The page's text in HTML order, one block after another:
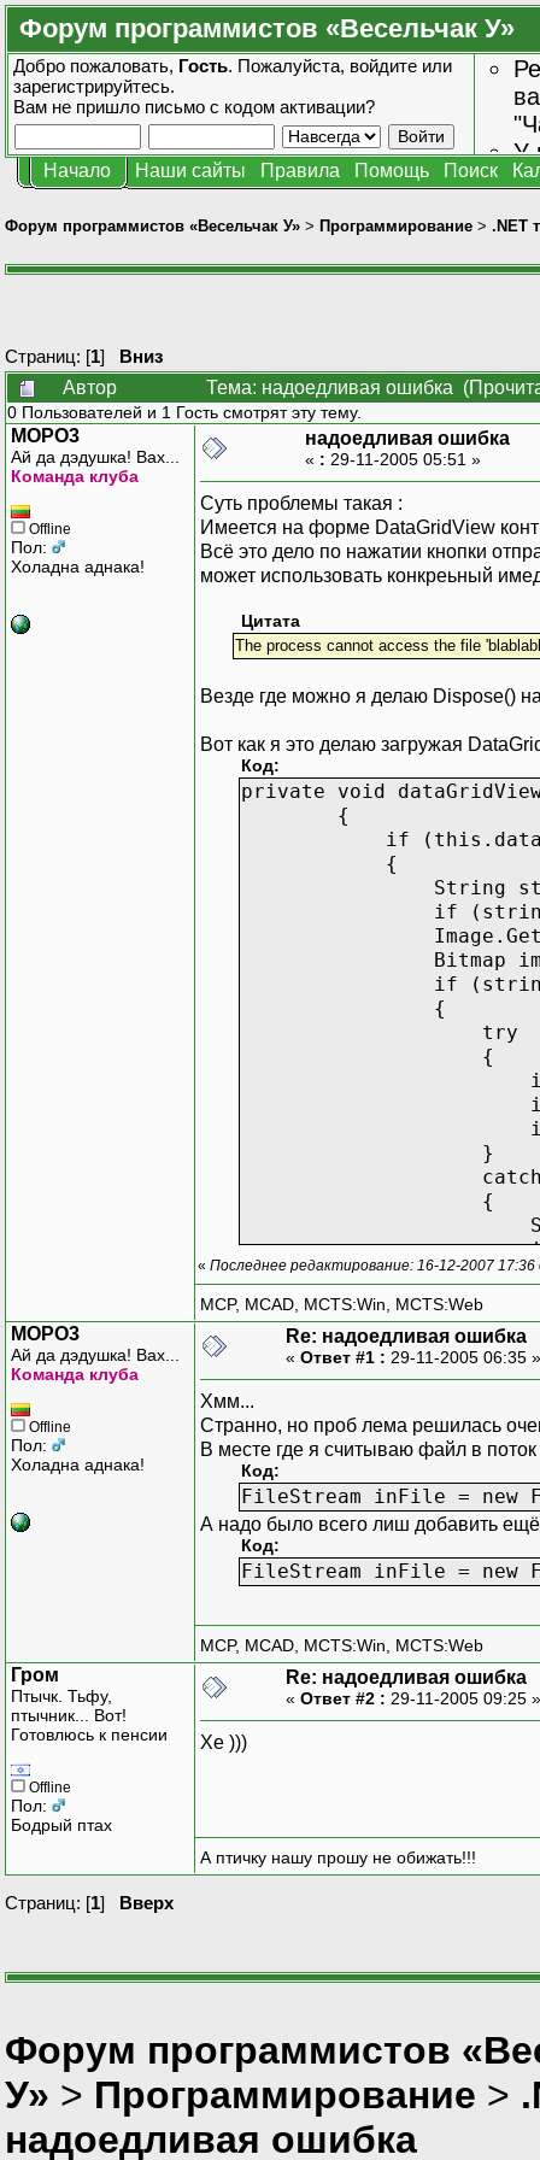
Форум программистов «Весельчак У»
Добро пожаловать, Гость. Пожалуйста, войдите или
зарегистрируйтесь.
Вам не пришло письмо с кодом активации?
У
Начало Наши сайты Правила Помощь Поиск
Форум программистов «Весельчак У» > Программирование > .NET
Страниц: [1] Вниз
Автор
Тема: надоедливая ошибка
0 Пользователей и 1 Гость смотрят эту тему.
MOPO3
Ай да дэдушка! Вах...
Команда клуба
Offline
Пол:
Холадна аднака!
надоедливая ошибка
« : 29-11-2005 05:51 »
Суть проблемы такая :
Имеется на форме DataGridView
Всё это дело по нажатии кнопки
может использовать конкреьный
Цитата
The process cannot access the file
Везде где можно я делаю Dispose()
Вот как я это делаю загружая
Код:
private void
{
if
{
String
if (stringValue
Bitmap
if
{
try
{
imageBitmap =
imageBitmap2 =
}
catch
{
imageBitmap =
imageBitmap2 =
}
}
else
imageBitmap = new
imageBitmap2 =
}
Image myThumbnail
e.Value =
}
public bool
{
return
}
« Последнее редактирование: 16-12-2007
MCP, MCAD, MCTS:Win, MCTS:Web
MOPO3
Ай да дэдушка! Вах...
Команда клуба
Offline
Пол:
Холадна аднака!
Re: надоедливая ошибка
« Ответ #1 : 29-11-2005 06:35
Хмм...
Странно, но проб лема решилась
В месте где я считываю файл в
Код:
FileStream inFile = new
А надо было всего лиш добавить
Код:
FileStream inFile = new
MCP, MCAD, MCTS:Win, MCTS:Web
Гром
Птычк. Тьфу,
птычник... Вот!
Готовлюсь к пенсии
Offline
Пол:
Бодрый птах
Re: надоедливая ошибка
« Ответ #2 : 29-11-2005 09:25
Хе )))
А птичку нашу прошу не обижать!!!
Страниц: [1] Вверх
Форум программистов
У» > Программирование >
надоедливая ошибка